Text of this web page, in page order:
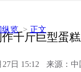
纵览 > 正文
千斤巨型蛋
日 15:12 来源：中